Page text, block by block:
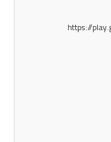
وزارة التعليم
https://